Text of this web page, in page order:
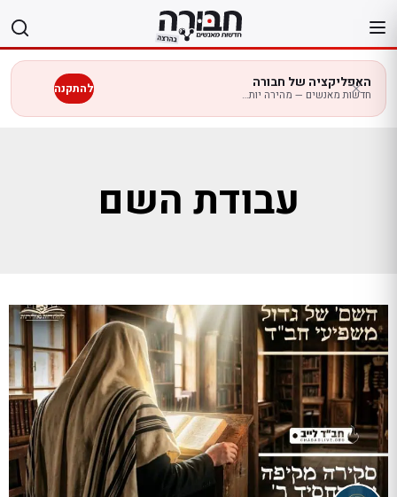
לתוכן
האפליקציה של חבורה
חדשות מאנשים — מהירה יותר בנייד להתקנה
עבודת השם